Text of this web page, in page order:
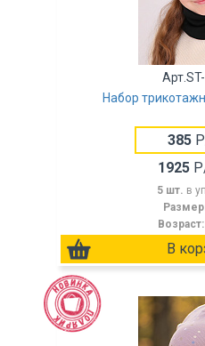
Набор
385
1925
5 шт. в
Возраст: